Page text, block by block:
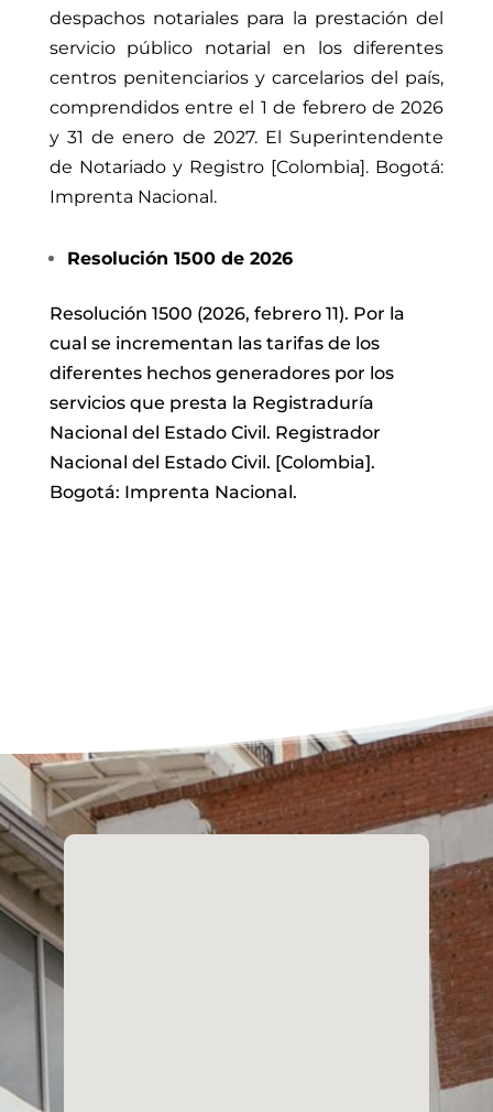
despachos notariales para la prestación del
servicio público notarial en los diferentes
centros penitenciarios y carcelarios del país,
comprendidos entre el 1 de febrero de 2026
y 31 de enero de 2027. El Superintendente
de Notariado y Registro [Colombia]. Bogotá:
Imprenta Nacional.
Resolución 1500 de 2026
Resolución 1500 (2026, febrero 11). Por la
cual se incrementan las tarifas de los
diferentes hechos generadores por los
servicios que presta la Registraduría
Nacional del Estado Civil. Registrador
Nacional del Estado Civil. [Colombia].
Bogotá: Imprenta Nacional.